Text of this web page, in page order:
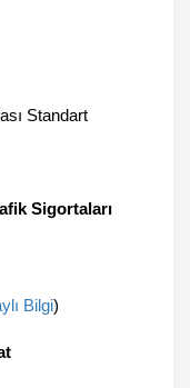
Standart
Sigortaları
Bilgi)